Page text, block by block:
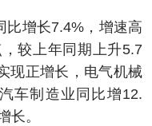
增长7.4%，增速高
较上年同期上升5.7
现正增长，电气机械
车制造业同比增12.
长。